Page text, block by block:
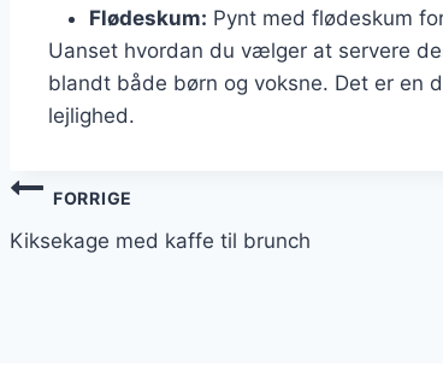
Flødeskum: Pynt med flødeskum
Uanset hvordan du vælger at servere
blandt både børn og voksne. Det er en
lejlighed.
Indlægsnavigation
FORRIGE
Kiksekage med kaffe til brunch